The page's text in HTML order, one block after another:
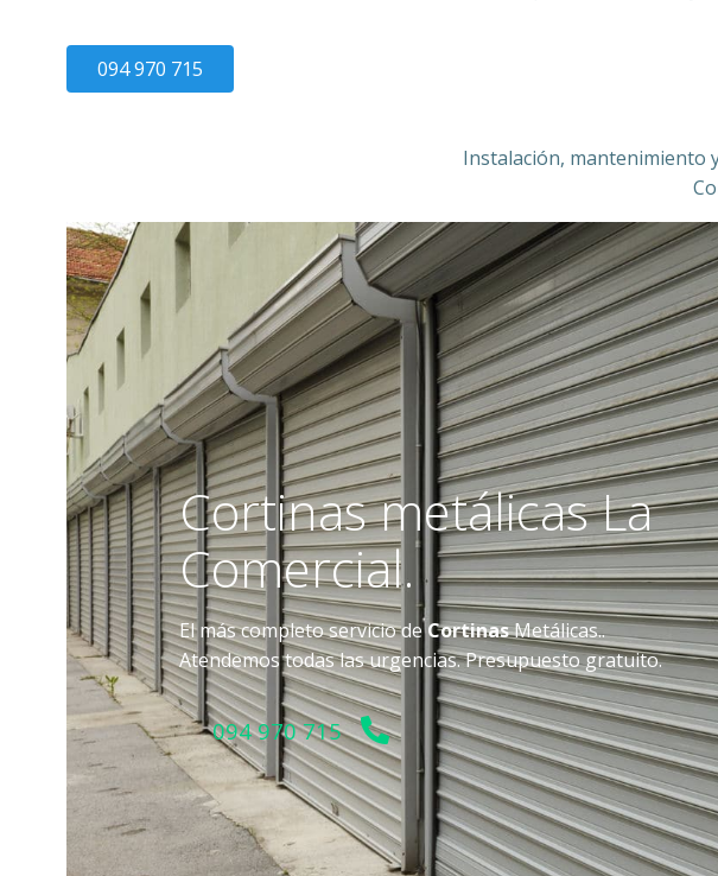
094 970 715
Instalación, mantenimiento
Cortinas metálicas La
Comercial.
El más completo servicio deCortinasMetálicas..
Atendemos todas las urgencias. Presupuesto gratuito.
094 970 715